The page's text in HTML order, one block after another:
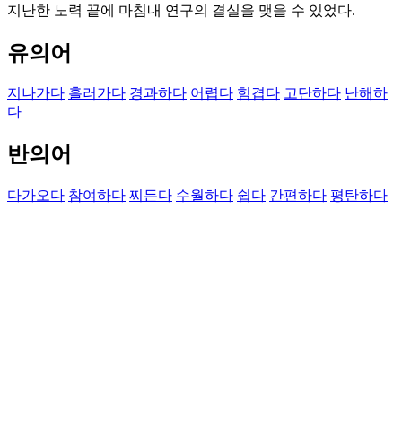
지난한 노력 끝에 마침내 연구의 결실을 맺을 수 있었다.
유의어
지나가다 흘러가다 경과하다 어렵다 힘겹다 고단하다 난해하
다
반의어
다가오다 참여하다 찌든다 수월하다 쉽다 간편하다 평탄하다